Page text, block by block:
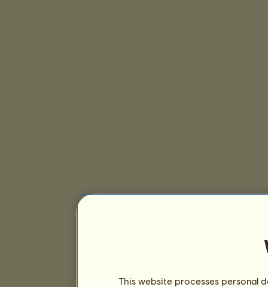
This website processes personal